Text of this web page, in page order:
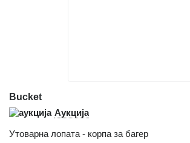
Bucket
Аукција
Утоварна лопата - корпа за багер